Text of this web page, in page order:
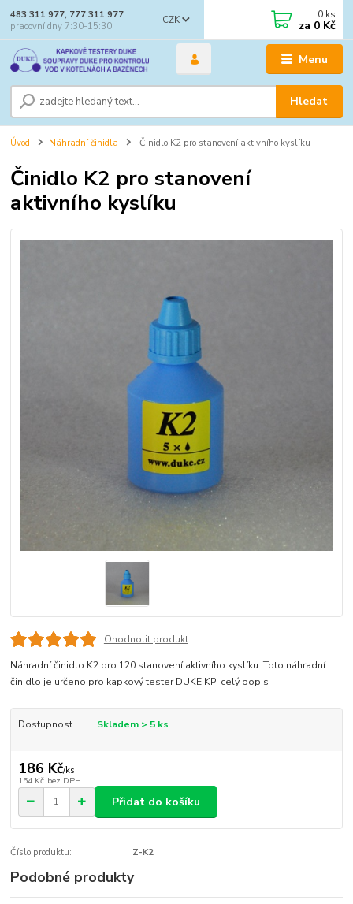
Menu
CZK
Hledat
483 311 977, 777 311 977
pracovní dny 7:30-15:30
0 ks
za 0 Kč
Úvod Náhradní činidla Činidlo K2 pro stanovení aktivního kyslíku
Činidlo K2 pro stanovení
aktivního kyslíku
Ohodnotit produkt
Náhradní činidlo K2 pro 120 stanovení aktivního kyslíku. Toto náhradní
činidlo je určeno pro kapkový tester DUKE KP. celý popis
Dostupnost Skladem > 5 ks
186 Kč/ks
154 Kč bez DPH
Přidat do košíku
Číslo produktu: Z-K2
Podobné produkty